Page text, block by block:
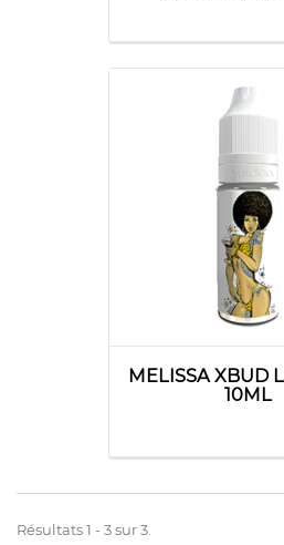
MELISSA XBUD
10ML
Résultats 1 - 3 sur 3.